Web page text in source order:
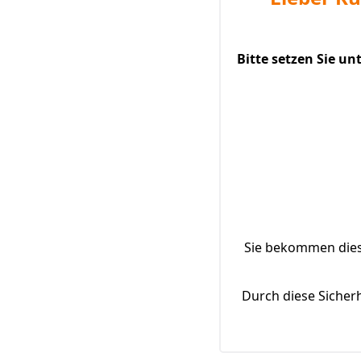
Bitte setzen Sie
Sie bekommen
Durch diese